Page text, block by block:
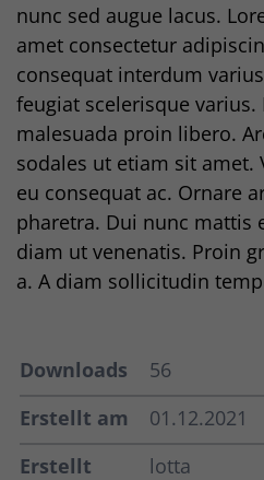
nunc sed augue lacus.
amet consectetur
consequat interdum
feugiat scelerisque
malesuada proin libero.
sodales ut etiam sit amet.
eu consequat ac. Ornare
pharetra. Dui nunc mattis
diam ut venenatis. Proin
a. A diam sollicitudin
Downloads
56
Erstellt am
01.12.2021
Erstellt
lotta